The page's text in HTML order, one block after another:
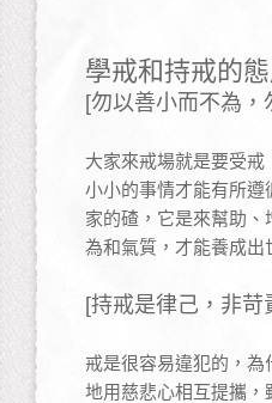
學戒和持戒的
[勿以善小而不為
大家來戒場就是要受
小小的事情才能有所
家的碴，它是來幫助
為和氣質，才能養成
[持戒是律己，非苛
戒是很容易違犯的，
地用慈悲心相互提攜